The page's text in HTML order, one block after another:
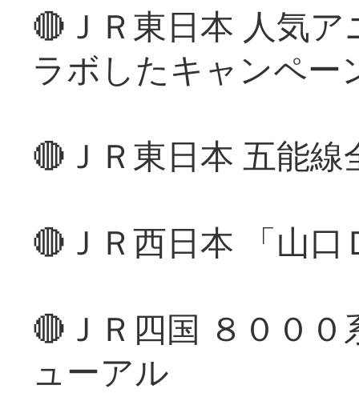
🔴ＪＲ東日本 人気
ラボしたキャンペー
🔴ＪＲ東日本 五能
🔴ＪＲ西日本 「山
🔴ＪＲ四国 ８００
ューアル